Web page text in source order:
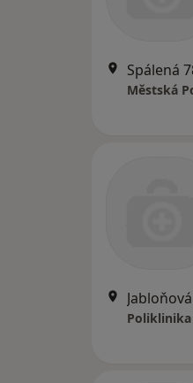
Spálená
Městská
Poliklinika